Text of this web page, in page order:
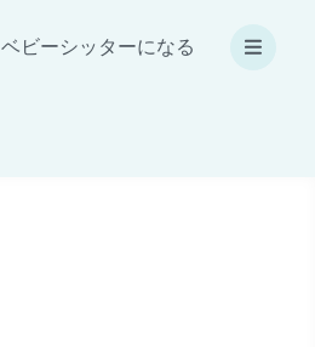
ベビーシッターになる